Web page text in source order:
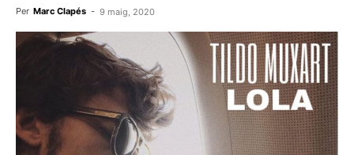
Per Marc Clapés - 9 maig, 2020